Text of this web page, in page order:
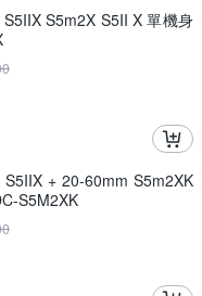
S5m2X S5II X 單機身
+ 20-60mm S5m2XK
S5M2XK